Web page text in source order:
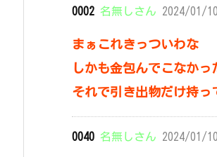
0002 名無しさん 2024/01/
まぁこれきっついわな
しかも金包んでこなかっ
それで引き出物だけ持っ
0040 名無しさん 2024/01/